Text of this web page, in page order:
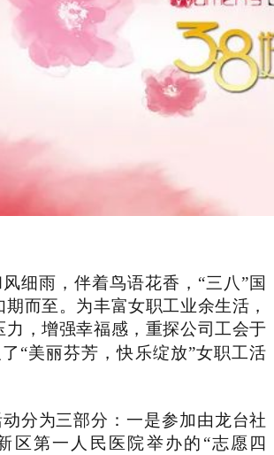
细雨，伴着鸟语花香，“三八”国
期而至。为丰富女职工业余生活，
力，增强幸福感，重探公司工会于
“美丽芬芳，快乐绽放”女职工活
分为三部分：一是参加由龙台社
区第一人民医院举办的“志愿四